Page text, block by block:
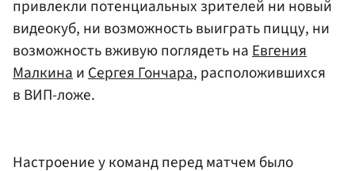
привлекли потенциальных зрителей ни новый
видеокуб, ни возможность выиграть пиццу, ни
возможность вживую поглядеть наЕвгения
МалкинаиСергея Гончара, расположившихся
в ВИП-ложе.
Настроение у команд перед матчем было